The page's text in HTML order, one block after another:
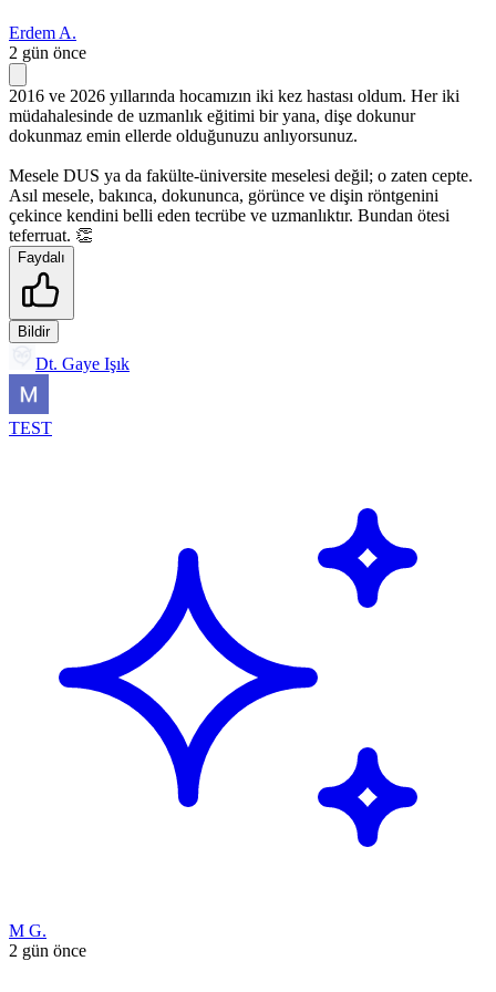
Erdem A.
2 gün önce
2016 ve 2026 yıllarında hocamızın iki kez hastası oldum. Her iki
müdahalesinde de uzmanlık eğitimi bir yana, dişe dokunur
dokunmaz emin ellerde olduğunuzu anlıyorsunuz.
Mesele DUS ya da fakülte-üniversite meselesi değil; o zaten cepte.
Asıl mesele, bakınca, dokununca, görünce ve dişin röntgenini
çekince kendini belli eden tecrübe ve uzmanlıktır. Bundan ötesi
teferruat. 👏
Faydalı
Bildir
Dt. Gaye Işık
TEST
M G.
2 gün önce